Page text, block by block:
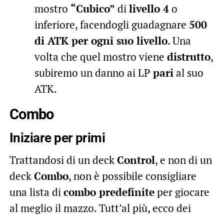
mostro “Cubico” dilivello 4o
inferiore, facendogli guadagnare 500
di ATK per ogni suo livello. Una
volta che quel mostro viene distrutto,
subiremo un danno ai LP parial suo
ATK.
Combo
Iniziare per primi
Trattandosi di un deckControl, e non di un
deckCombo, non è possibile consigliare
una lista dicombo predefiniteper giocare
al meglio il mazzo. Tutt’al più, ecco dei